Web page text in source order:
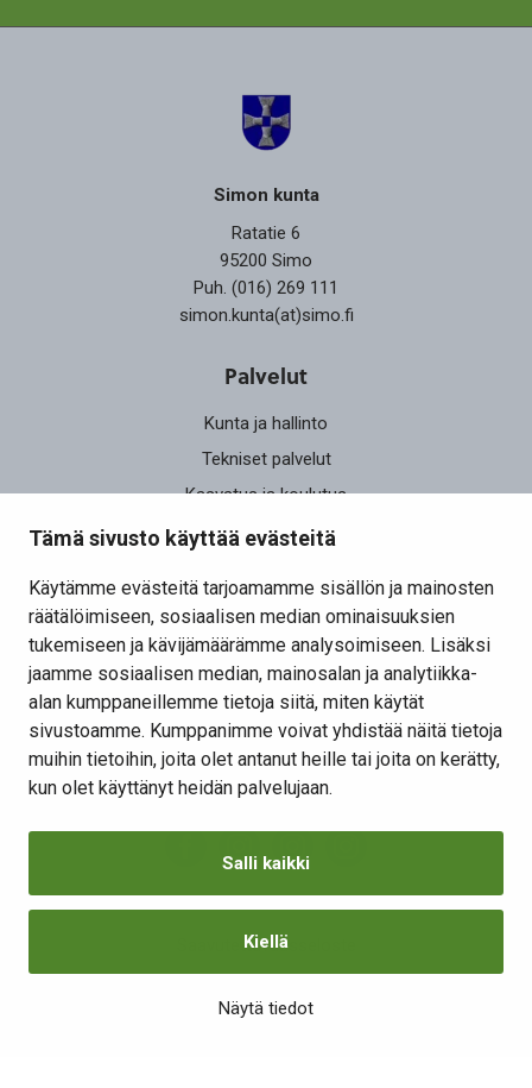
Tämä sivusto käyttää evästeitä
Käytämme evästeitä tarjoamamme sisällön ja mainosten
räätälöimiseen, sosiaalisen median ominaisuuksien
tukemiseen ja kävijämäärämme analysoimiseen. Lisäksi
jaamme sosiaalisen median, mainosalan ja analytiikka-
alan kumppaneillemme tietoja siitä, miten käytät
sivustoamme. Kumppanimme voivat yhdistää näitä tietoja
muihin tietoihin, joita olet antanut heille tai joita on kerätty,
kun olet käyttänyt heidän palvelujaan.
Salli kaikki
Kiellä
Näytä tiedot
Simon kunta
Ratatie 6
95200 Simo
Puh. (016) 269 111
simon.kunta(at)simo.fi
Palvelut
Kunta ja hallinto
Tekniset palvelut
Kasvatus ja koulutus
Elinvoima
Osallistu ja vaikuta
Yhteystiedot
Kansalaisaloite
Lomakkeet
Tietosuojaseloste
Evästeiden hallinta
Saavutettavuusseloste